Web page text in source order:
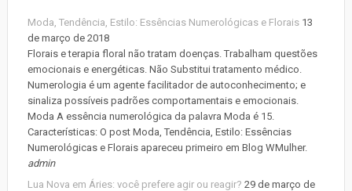
Moda, Tendência, Estilo: Essências Numerológicas e Florais 13
de março de 2018
Florais e terapia floral não tratam doenças. Trabalham questões
emocionais e energéticas. Não Substitui tratamento médico.
Numerologia é um agente facilitador de autoconhecimento; e
sinaliza possíveis padrões comportamentais e emocionais.
Moda A essência numerológica da palavra Moda é 15.
Características: O post Moda, Tendência, Estilo: Essências
Numerológicas e Florais apareceu primeiro em Blog WMulher.
admin
Lua Nova em Áries: você prefere agir ou reagir? 29 de março de